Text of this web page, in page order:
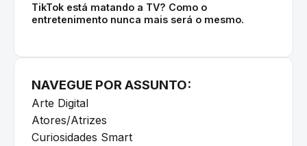
TikTok está matando a TV? Como o
entretenimento nunca mais será o mesmo.
NAVEGUE POR ASSUNTO:
Arte Digital
Atores/Atrizes
Curiosidades Smart